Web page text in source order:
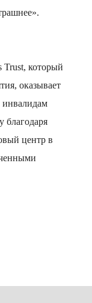
Trust, который
оказывает
центр в